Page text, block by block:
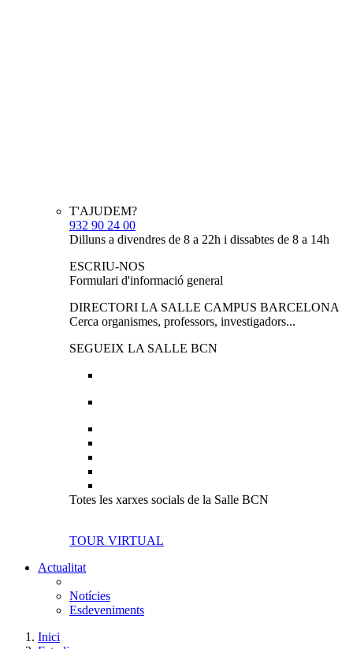
T'AJUDEM?
932 90 24 00
Dilluns a divendres de 8 a 22h i dissabtes de 8 a 14h
ESCRIU-NOS
Formulari d'informació general
DIRECTORI LA SALLE CAMPUS BARCELONA
Cerca organismes, professors, investigadors...
SEGUEIX LA SALLE BCN
Totes les xarxes socials de la Salle BCN
TOUR VIRTUAL
Actualitat
Notícies
Esdeveniments
Inici